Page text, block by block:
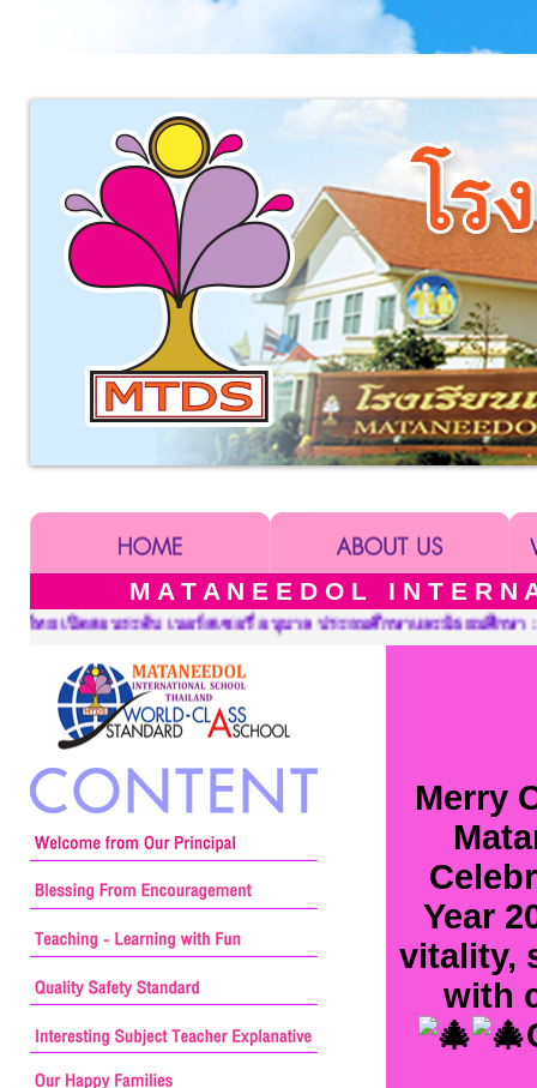
M A T A N E E D O L I N T E R
ศึกษาและมัธยมศึกษา ::: Mataneedol International School
Merry
Year
vitality,
with